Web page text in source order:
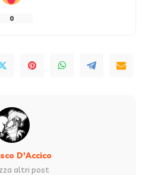
0
D'Accico
altri post